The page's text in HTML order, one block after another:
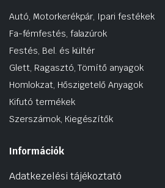
Autó, Motorkerékpár, Ipari festékek
Fa-fémfestés, falazúrok
Festés, Bel. és kültér
Glett, Ragasztó, Tömítő anyagok
Homlokzat, Hőszigetelő Anyagok
Kifutó termékek
Szerszámok, Kiegészítők
Információk
Adatkezelési tájékoztató